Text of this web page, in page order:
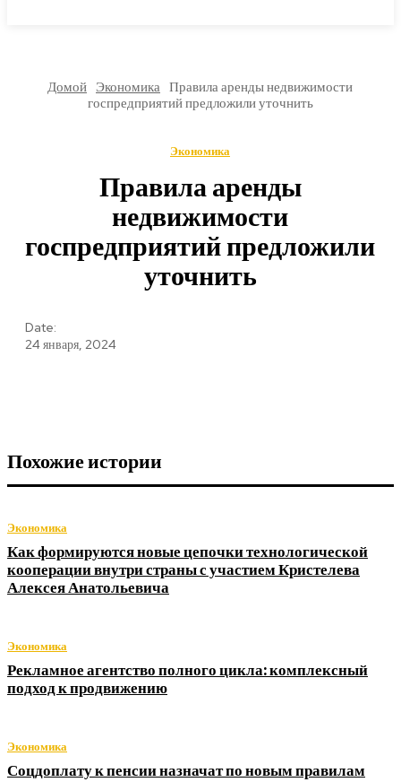
Домой Экономика Правила аренды недвижимости
госпредприятий предложили уточнить
Экономика
Правила аренды
недвижимости
госпредприятий предложили
уточнить
Date:
24 января, 2024
Похожие истории
Экономика
Как формируются новые цепочки технологической
кооперации внутри страны с участием Кристелева
Алексея Анатольевича
Экономика
Рекламное агентство полного цикла: комплексный
подход к продвижению
Экономика
Соцдоплату к пенсии назначат по новым правилам